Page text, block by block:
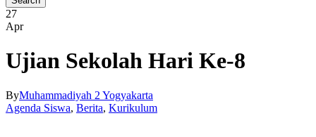
27
Apr
Ujian Sekolah Hari Ke-8
ByMuhammadiyah 2 Yogyakarta
Agenda Siswa, Berita, Kurikulum